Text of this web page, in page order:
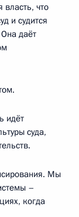
власть, что
и судится
даёт
идёт
суда,
Мы
–
когда